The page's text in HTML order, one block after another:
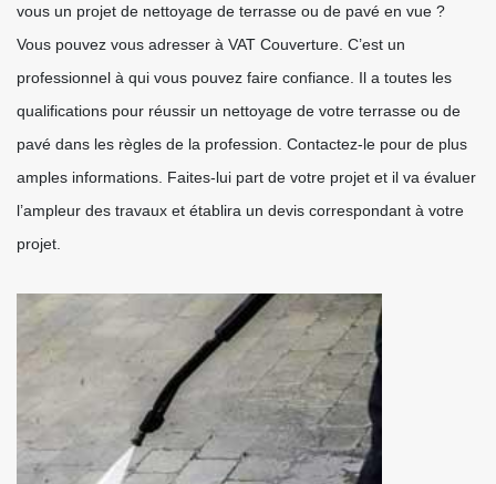
vous un projet de nettoyage de terrasse ou de pavé en vue ?
Vous pouvez vous adresser à VAT Couverture. C’est un
professionnel à qui vous pouvez faire confiance. Il a toutes les
qualifications pour réussir un nettoyage de votre terrasse ou de
pavé dans les règles de la profession. Contactez-le pour de plus
amples informations. Faites-lui part de votre projet et il va évaluer
l’ampleur des travaux et établira un devis correspondant à votre
projet.